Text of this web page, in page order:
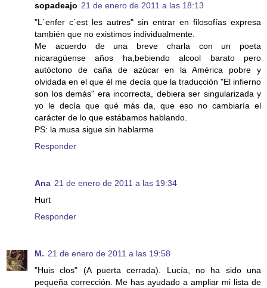
sopadeajo 21 de enero de 2011 a las 18:13
"L´enfer c´est les autres" sin entrar en filosofías expresa
también que no existimos individualmente.
Me acuerdo de una breve charla con un poeta
nicaragüense años ha,bebiendo alcool barato pero
autóctono de caña de azúcar en la América pobre y
olvidada en el que él me decía que la traducción "El infierno
son los demás" era incorrecta, debiera ser singularizada y
yo le decía que qué más da, que eso no cambiaría el
carácter de lo que estábamos hablando.
PS: la musa sigue sin hablarme
Responder
Ana 21 de enero de 2011 a las 19:34
Hurt
Responder
M. 21 de enero de 2011 a las 19:58
"Huis clos" (A puerta cerrada). Lucía, no ha sido una
pequeña corrección. Me has ayudado a ampliar mi lista de